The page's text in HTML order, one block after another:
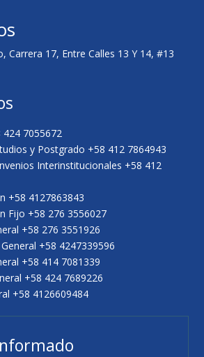
Carrera 17, Entre Calles 13 Y 14, #13
7055672
y Postgrado +58 412 7864943
Interinstitucionales +58 412
+58 4127863843
Fijo +58 276 3556027
+58 276 3551926
+58 4247339596
+58 414 7081339
+58 424 7689226
+58 4126609484